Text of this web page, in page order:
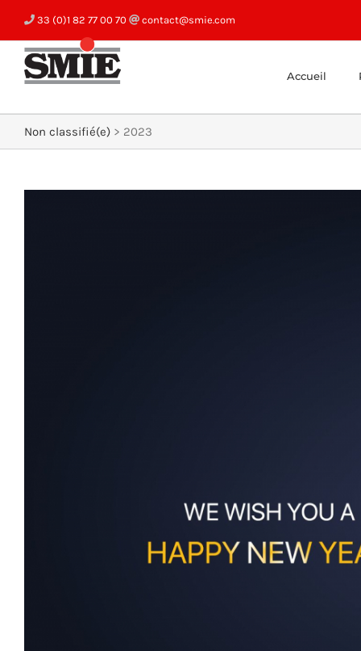
content
33 (0)1 82 77 00 70 contact@smie.com
Accueil
Non classifié(e) > 2023